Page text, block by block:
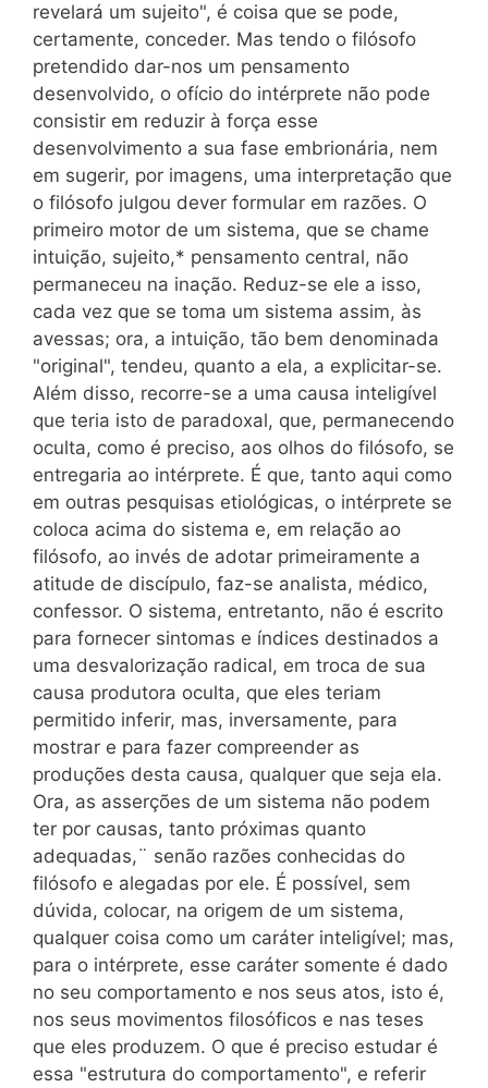
revelará um sujeito", é coisa que se pode,
certamente, conceder. Mas tendo o filósofo
pretendido dar-nos um pensamento
desenvolvido, o ofício do intérprete não pode
consistir em reduzir à força esse
desenvolvimento a sua fase embrionária, nem
em sugerir, por imagens, uma interpretação que
o filósofo julgou dever formular em razões. O
primeiro motor de um sistema, que se chame
intuição, sujeito,* pensamento central, não
permaneceu na inação. Reduz-se ele a isso,
cada vez que se toma um sistema assim, às
avessas; ora, a intuição, tão bem denominada
"original", tendeu, quanto a ela, a explicitar-se.
Além disso, recorre-se a uma causa inteligível
que teria isto de paradoxal, que, permanecendo
oculta, como é preciso, aos olhos do filósofo, se
entregaria ao intérprete. É que, tanto aqui como
em outras pesquisas etiológicas, o intérprete se
coloca acima do sistema e, em relação ao
filósofo, ao invés de adotar primeiramente a
atitude de discípulo, faz-se analista, médico,
confessor. O sistema, entretanto, não é escrito
para fornecer sintomas e índices destinados a
uma desvalorização radical, em troca de sua
causa produtora oculta, que eles teriam
permitido inferir, mas, inversamente, para
mostrar e para fazer compreender as
produções desta causa, qualquer que seja ela.
Ora, as asserções de um sistema não podem
ter por causas, tanto próximas quanto
adequadas,¨ senão razões conhecidas do
filósofo e alegadas por ele. É possível, sem
dúvida, colocar, na origem de um sistema,
qualquer coisa como um caráter inteligível; mas,
para o intérprete, esse caráter somente é dado
no seu comportamento e nos seus atos, isto é,
nos seus movimentos filosóficos e nas teses
que eles produzem. O que é preciso estudar é
essa "estrutura do comportamento", e referir